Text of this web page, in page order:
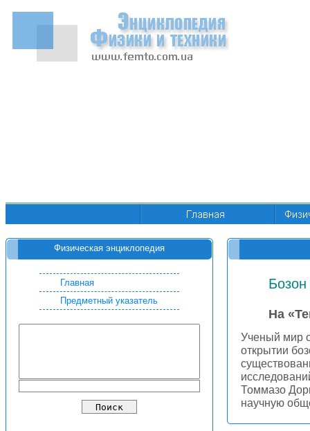
Физическая энциклопедия
Главная
Предметный указатель
Бозон
На
Ученый мир
открытии
Томмазо
научную